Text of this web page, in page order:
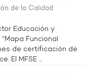
de la Calidad
Educación y
Funcional
de certificación de
El MFSE ...